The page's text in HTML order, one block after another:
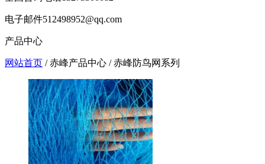
电子邮件512498952@qq.com
产品中心
网站首页 / 赤峰产品中心 / 赤峰防鸟网系列